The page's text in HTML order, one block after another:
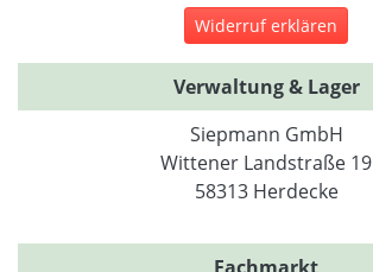
Widerruf erklären
Verwaltung & Lager
Siepmann GmbH
Wittener Landstraße 19
58313 Herdecke